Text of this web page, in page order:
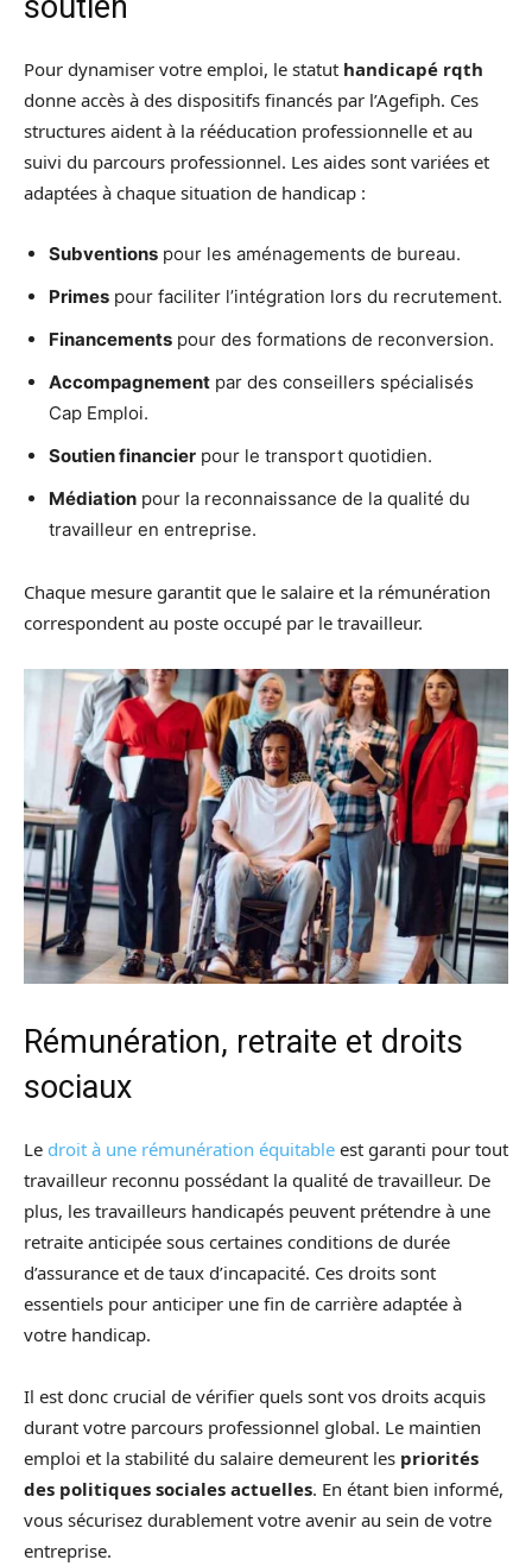
Pour dynamiser votre emploi, le statut handicapé rqth
donne accès à des dispositifs financés par l’Agefiph. Ces
structures aident à la rééducation professionnelle et au
suivi du parcours professionnel. Les aides sont variées et
adaptées à chaque situation de handicap :
Subventions pour les aménagements de bureau.
Primes pour faciliter l’intégration lors du recrutement.
Financements pour des formations de reconversion.
Accompagnement par des conseillers spécialisés
Cap Emploi.
Soutien financier pour le transport quotidien.
Médiation pour la reconnaissance de la qualité du
travailleur en entreprise.
Chaque mesure garantit que le salaire et la rémunération
correspondent au poste occupé par le travailleur.
Rémunération, retraite et droits
sociaux
Le droit à une rémunération équitable est garanti pour tout
travailleur reconnu possédant la qualité de travailleur. De
plus, les travailleurs handicapés peuvent prétendre à une
retraite anticipée sous certaines conditions de durée
d’assurance et de taux d’incapacité. Ces droits sont
essentiels pour anticiper une fin de carrière adaptée à
votre handicap.
Il est donc crucial de vérifier quels sont vos droits acquis
durant votre parcours professionnel global. Le maintien
emploi et la stabilité du salaire demeurent les priorités
des politiques sociales actuelles. En étant bien informé,
vous sécurisez durablement votre avenir au sein de votre
entreprise.